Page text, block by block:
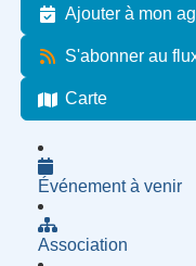
Ajouter à mon
S'abonner au
Carte
Événement à venir
Association